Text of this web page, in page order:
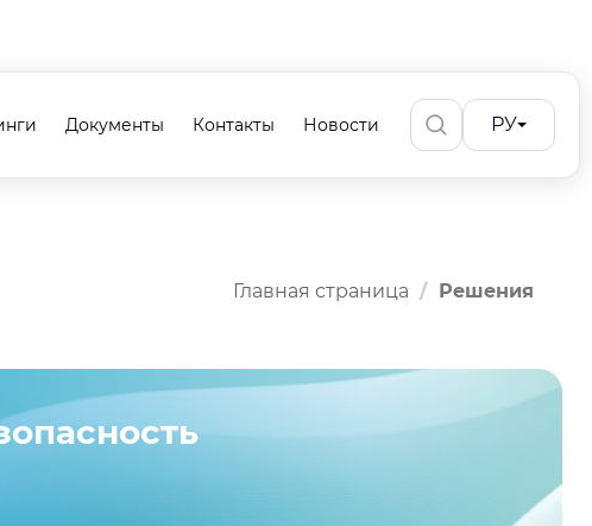
Документы Контакты Новости РУ
Главная страница Решения